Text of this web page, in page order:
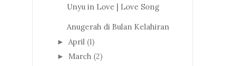
Unyu in Love | Love Song
Anugerah di Bulan Kelahiran
► April (1)
► March (2)